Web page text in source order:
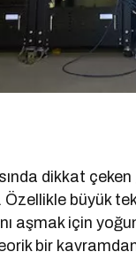
dikkat
Özellikle büyük
aşmak için
bir